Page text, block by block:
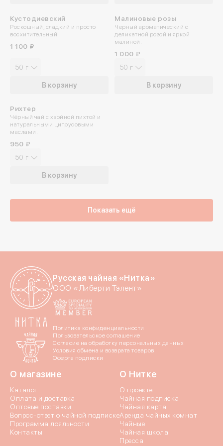
Кустодиевский
Роскошный, сладкий и просто
восхитительный!
1 100 ₽
В корзину
50 г
Малиновые розы
Черный ароматический с
деликатной розой и яркой
малиной.
1 000 ₽
В корзину
50 г
Рихтер
Чёрный чай с хвойной пихтой и
натуральными цитрусовыми
маслами.
950 ₽
В корзину
50 г
Показать ещё
Русская чайная «Нитка»
ООО «Либерти Тэлент»
Политика конфиденциальности
Пользовательское соглашение
Согласие на обработку персональных данных
Условия обмена и возврата товаров
Оферта подписки
О магазине
Каталог
Оплата и доставка
Оптовые поставки
Вопрос-ответ о чайной подписке
Программа лояльности
Контакты
О Нитке
О проекте
Чайная подписка
Чайная карта
Аренда чайных комнат
Чайные
Чайная школа
Пресса